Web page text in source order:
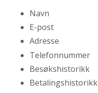
Navn
E-post
Adresse
Telefonnummer
Besøkshistorikk
Betalingshistorikk